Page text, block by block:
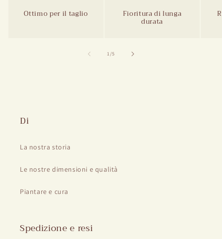
Ottimo per il taglio Fioritura di lunga
durata
1/Di
5
Di
La nostra storia
Le nostre dimensioni e qualità
Piantare e cura
Spedizione e resi